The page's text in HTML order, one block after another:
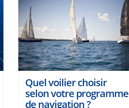
Quel voilier choisir
selon votre programme
de navigation ?